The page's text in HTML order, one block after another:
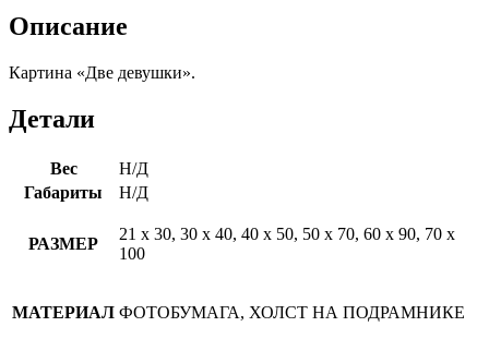
Описание
Картина «Две девушки».
Детали
Вес
Н/Д
Габариты
Н/Д
РАЗМЕР
21 х 30, 30 х 40, 40 х 50, 50 х 70, 60 х 90, 70 х
100
МАТЕРИАЛ ФОТОБУМАГА, ХОЛСТ НА ПОДРАМНИКЕ